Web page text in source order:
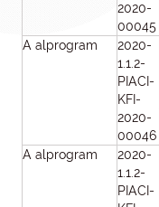
2020-
00045
A alprogram
2020-
1.1.2-
PIACI-
KFI-
2020-
00046
A alprogram
2020-
1.1.2-
PIACI-